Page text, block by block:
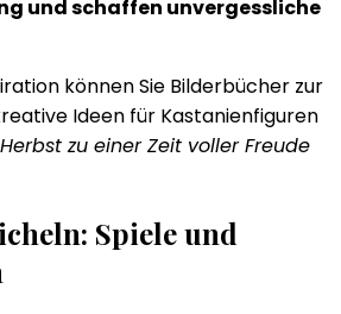
und schaffen unvergessliche
können Sie Bilderbücher zur
Ideen für Kastanienfiguren
zu einer Zeit voller Freude
Spiele und